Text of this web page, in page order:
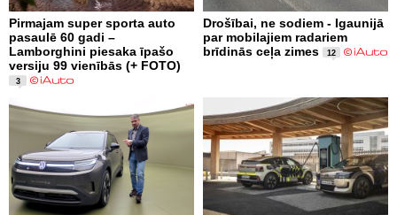
Pirmajam super sporta auto
pasaulē 60 gadi –
Lamborghini piesaka īpašo
versiju 99 vienībās (+ FOTO)
3
Drošībai, ne sodiem - Igaunijā
par mobilajiem radariem
brīdinās ceļa zimes
12